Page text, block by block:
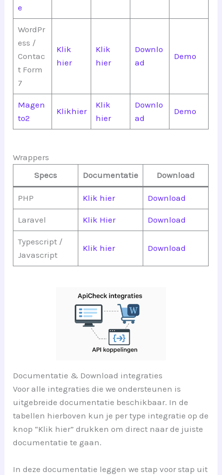
e
WordPr
ess /
Contac
t Form
7
Klik
hier
Klik
hier
Downlo
ad
Demo
Magen
to2
Klikhier
Klik
hier
Downlo
ad
Demo
Wrappers
Specs
Documentatie Download
PHP Klik hier Download
Laravel Klik Hier Download
Typescript /
Javascript
Klik hier Download
Documentatie & Download integraties
Voor alle integraties die we ondersteunen is
uitgebreide documentatie beschikbaar. In de
tabellen hierboven kun je per type integratie op de
knop “Klik hier” drukken om direct naar de juiste
documentatie te gaan.
In deze documentatie leggen we stap voor stap uit